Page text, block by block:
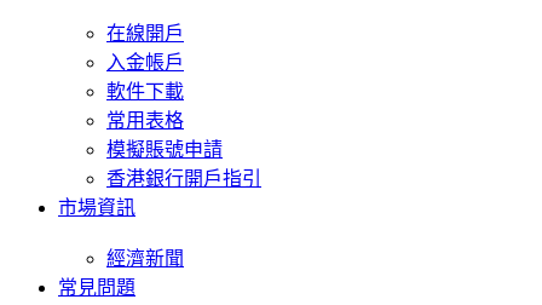
在線開戶
入金帳戶
軟件下載
常用表格
模擬賬號申請
香港銀行開戶指引
市場資訊
經濟新聞
常見問題